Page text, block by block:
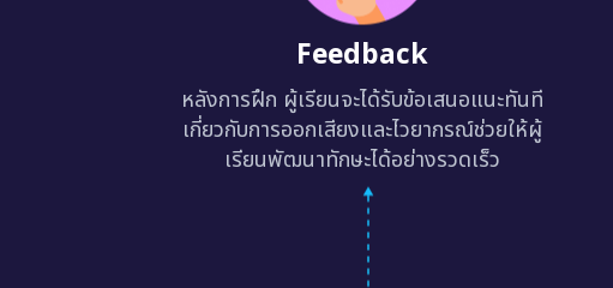
Feedback
หลังการฝึก ผู้เรียนจะได้รับข้อเสนอแนะทันที
เกี่ยวกับการออกเสียงและไวยากรณ์ช่วยให้ผู้
เรียนพัฒนาทักษะได้อย่างรวดเร็ว